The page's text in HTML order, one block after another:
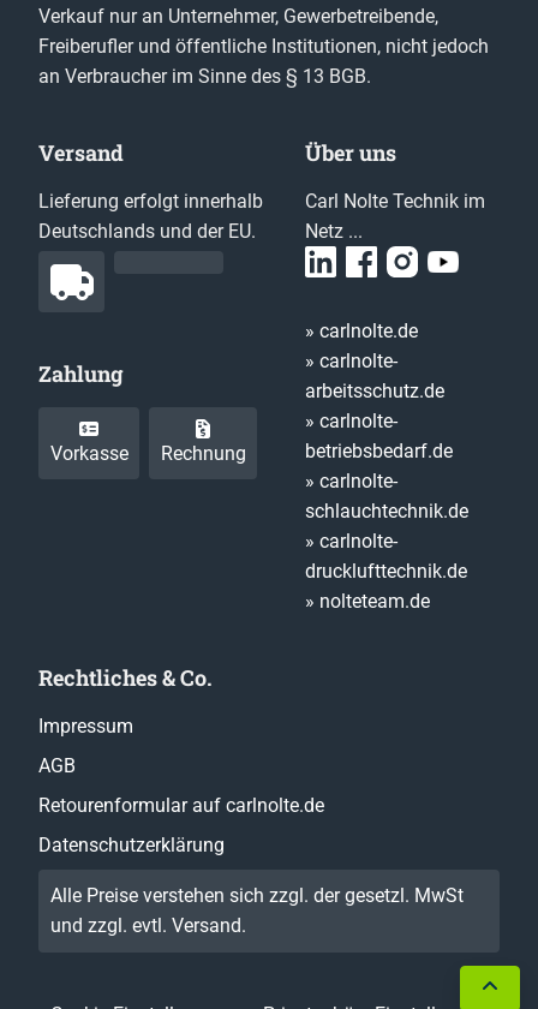
Verkauf nur an Unternehmer, Gewerbetreibende,
Freiberufler und öffentliche Institutionen, nicht jedoch
an Verbraucher im Sinne des § 13 BGB.
Versand
Lieferung erfolgt innerhalb
Deutschlands und der EU.
Zahlung
Vorkasse Rechnung
Über uns
Carl Nolte Technik im
Netz ...
» carlnolte.de
» carlnolte-
arbeitsschutz.de
» carlnolte-
betriebsbedarf.de
» carlnolte-
schlauchtechnik.de
» carlnolte-
drucklufttechnik.de
» nolteteam.de
Rechtliches & Co.
Impressum
AGB
Retourenformular auf carlnolte.de
Datenschutzerklärung
Alle Preise verstehen sich zzgl. der gesetzl. MwSt
und zzgl. evtl. Versand.